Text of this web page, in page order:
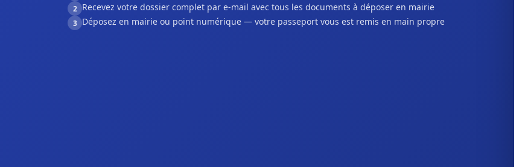
2 Recevez votre dossier complet par e-mail avec tous les documents à déposer en mairie
3 Déposez en mairie ou point numérique — votre passeport vous est remis en main propre